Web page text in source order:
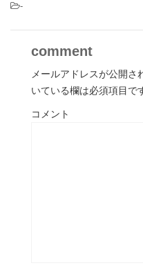
-
comment
メールアドレスが公開さ
いている欄は必須項目で
コメント